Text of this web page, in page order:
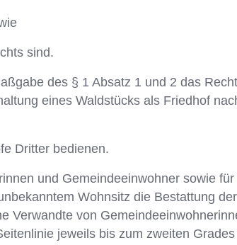
sind.
des § 1 Absatz 1 und 2 das
eines Waldstücks als Friedhof
Dritter bedienen.
und Gemeindeeinwohner sowie
Wohnsitz die Bestattung
Verwandte von
jeweils bis zum zweiten